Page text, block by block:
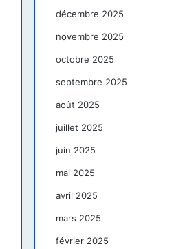
décembre 2025
novembre 2025
octobre 2025
septembre 2025
août 2025
juillet 2025
juin 2025
mai 2025
avril 2025
mars 2025
février 2025